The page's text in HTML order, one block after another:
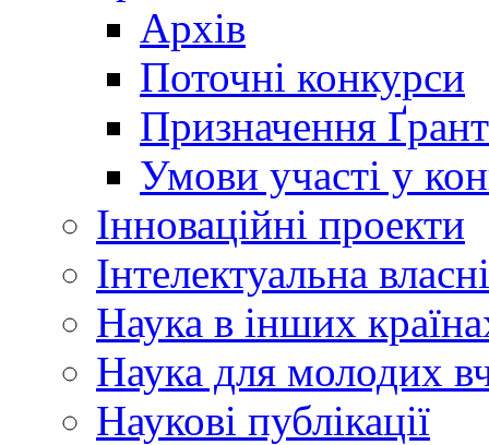
Архів
Поточні конкурси
Призначення
Умови участі у
Інноваційні проекти
Інтелектуальна
Наука в інших
Наука для молодих
Наукові публікації